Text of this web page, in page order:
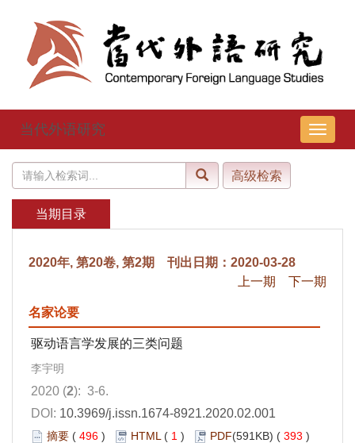
导
航
当代外语研究
当期目录
2020年, 第20卷, 第2期 刊出日期：2020-03-28
上一期
下一期
名家论要
驱动语言学发展的三类问题
李宇明
2020 (2): 3-6.
DOI: 10.3969/j.issn.1674-8921.2020.02.001
摘要 ( 496 ) HTML ( 1 ) PDF(591KB) ( 393 )